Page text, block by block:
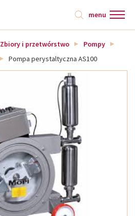
menu
Zbiory i przetwórstwo
Pompy
Pompa perystaltyczna AS100